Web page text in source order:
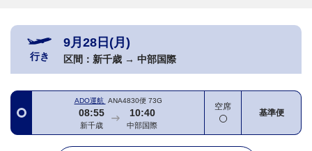
行き
9月28日(月)
区間： 新千歳 → 中部国際
ADO運航 ANA4830便 73G
08:55
新千歳
10:40
中部国際
空席
基準便